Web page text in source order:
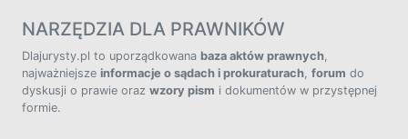
NARZĘDZIA DLA PRAWNIKÓW
Dlajurysty.pl to uporządkowana baza aktów prawnych,
najważniejsze informacje o sądach i prokuraturach, forum do
dyskusji o prawie oraz wzory pism i dokumentów w przystępnej
formie.